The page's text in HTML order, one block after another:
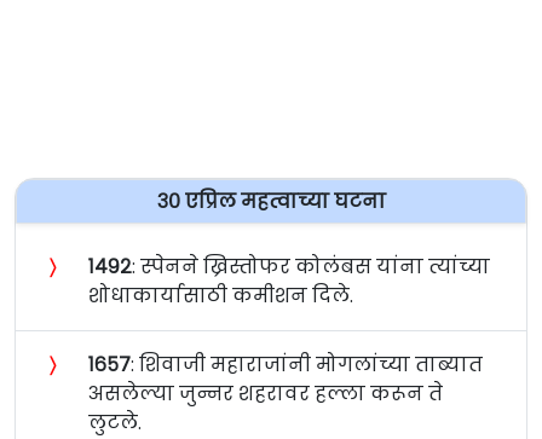
३० एप्रिल महत्वाच्या घटना
〉 १४९२: स्पेनने ख्रिस्तोफर कोलंबस यांना त्यांच्या
शोधाकार्यासाठी कमीशन दिले.
〉 १६५७: शिवाजी महाराजांनी मोगलांच्या ताब्यात
असलेल्या जुन्नर शहरावर हल्ला करून ते
लुटले.